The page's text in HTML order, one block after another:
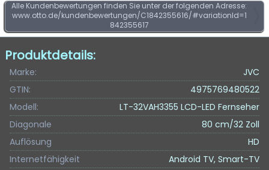
Alle Kundenbewertungen finden Sie unter der folgenden Adresse:
www.otto.de/kundenbewertungen/C1842355616/#variationId=1
842355617
Produktdetails:
Marke:
JVC
GTIN:
4975769480522
Modell:
LT-32VAH3355 LCD-LED Fernseher
Diagonale
80 cm/32 Zoll
Auflösung
HD
Internetfähigkeit
Android TV, Smart-TV